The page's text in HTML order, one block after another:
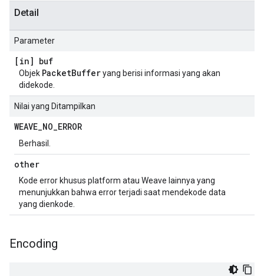
Detail
Parameter
[in] buf
Objek PacketBufferyang berisi informasi yang akan
didekode.
Nilai yang Ditampilkan
WEAVE_NO_ERROR
Berhasil.
other
Kode error khusus platform atau Weave lainnya yang
menunjukkan bahwa error terjadi saat mendekode data
yang dienkode.
Encoding